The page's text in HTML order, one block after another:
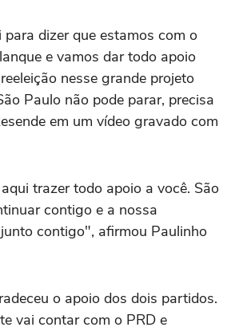
dizer que estamos com o
e vamos dar todo apoio
nesse grande projeto
Paulo não pode parar, precisa
em um vídeo gravado com
trazer todo apoio a você. São
contigo e a nossa
contigo", afirmou Paulinho
o apoio dos dois partidos.
vai contar com o PRD e